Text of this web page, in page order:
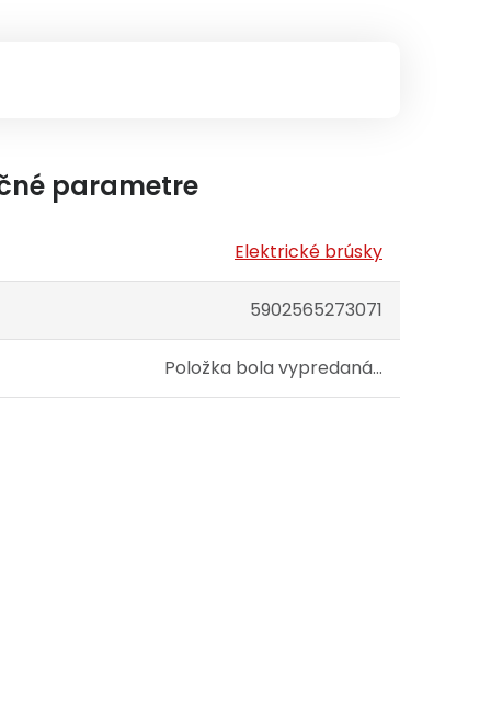
parametre
Elektrické brúsky
5902565273071
Položka bola vypredaná…